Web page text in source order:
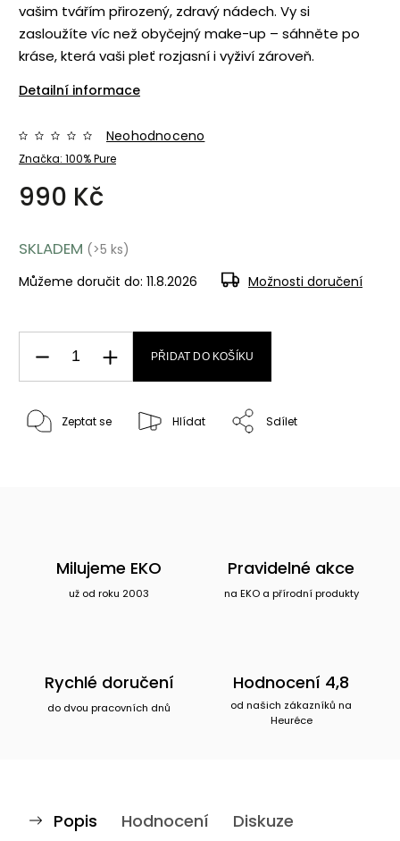
vašim tvářím přirozený, zdravý nádech. Vy si
zasloužíte víc než obyčejný make-up – sáhněte po
kráse, která vaši pleť rozjasní i vyživí zároveň.
Detailní informace
Značka: 100% Pure
Neohodnoceno
990 Kč
SKLADEM (>5 ks)
Můžeme doručit do: 11.8.2026 Možnosti doručení
PŘIDAT DO KOŠÍKU
Zeptat se Hlídat Sdílet
Milujeme EKO
už od roku 2003
Pravidelné akce
na EKO a přírodní produkty
Rychlé doručení
do dvou pracovních dnů
Hodnocení 4,8
od našich zákazníků na
Heuréce
Popis Hodnocení
Diskuze